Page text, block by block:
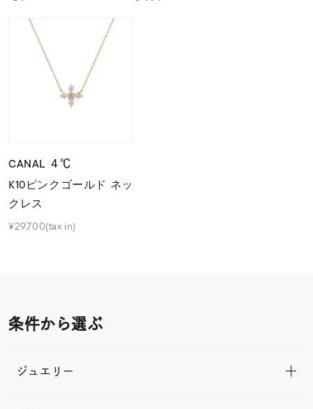
CANAL ４℃
K10ピンクゴールド ネッ
クレス
¥29,700(tax in)
条件から選ぶ
ジュエリー